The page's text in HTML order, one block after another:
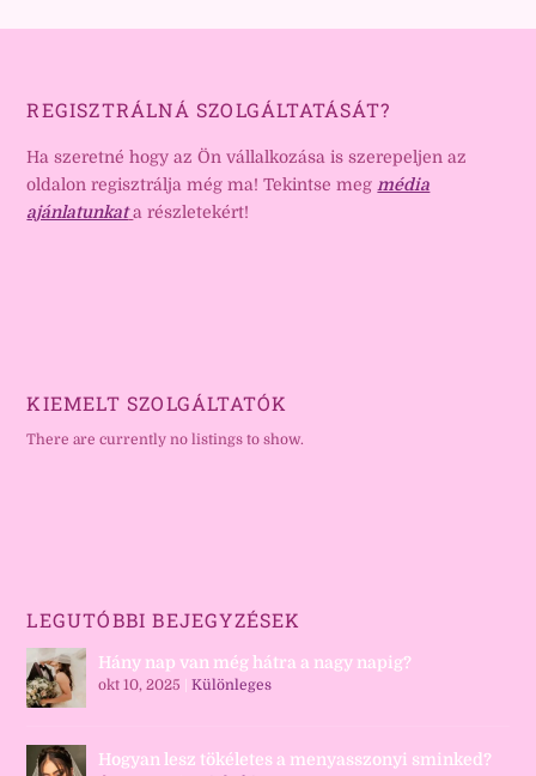
REGISZTRÁLNÁ SZOLGÁLTATÁSÁT?
Ha szeretné hogy az Ön vállalkozása is szerepeljen az
oldalon regisztrálja még ma! Tekintse megmédia
ajánlatunkat a részletekért!
KIEMELT SZOLGÁLTATÓK
There are currently no listings to show.
LEGUTÓBBI BEJEGYZÉSEK
Hány nap van még hátra a nagy napig?
okt 10, 2025 |Különleges
Hogyan lesz tökéletes a menyasszonyi sminked?